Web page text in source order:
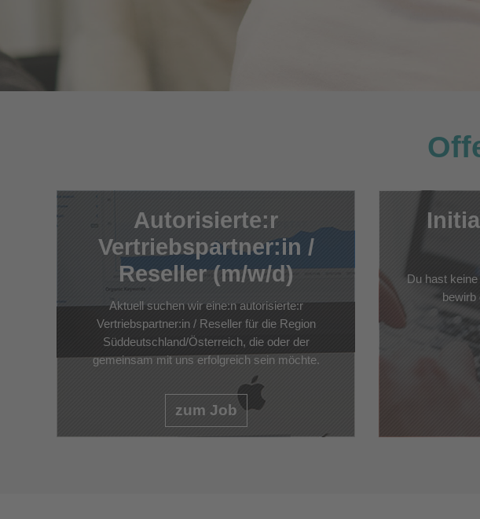
Autorisierte:r
Vertriebspartner:in /
Reseller (m/w/d)
Aktuell suchen wir eine:n autorisierte:r
Vertriebspartner:in / Reseller für die Region
Süddeutschland/Österreich, die oder der
gemeinsam mit uns erfolgreich sein möchte.
zum Job
Du hast
bewirb